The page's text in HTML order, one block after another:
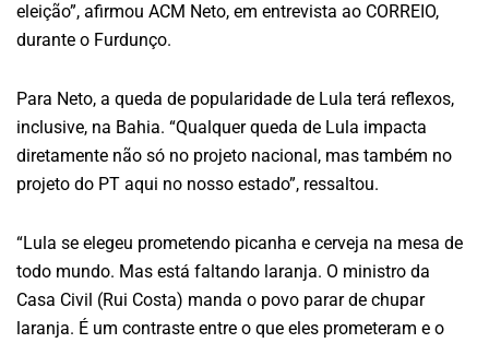
eleição”, afirmou ACM Neto, em entrevista ao CORREIO,
durante o Furdunço.
Para Neto, a queda de popularidade de Lula terá reflexos,
inclusive, na Bahia. “Qualquer queda de Lula impacta
diretamente não só no projeto nacional, mas também no
projeto do PT aqui no nosso estado”, ressaltou.
“Lula se elegeu prometendo picanha e cerveja na mesa de
todo mundo. Mas está faltando laranja. O ministro da
Casa Civil (Rui Costa) manda o povo parar de chupar
laranja. É um contraste entre o que eles prometeram e o